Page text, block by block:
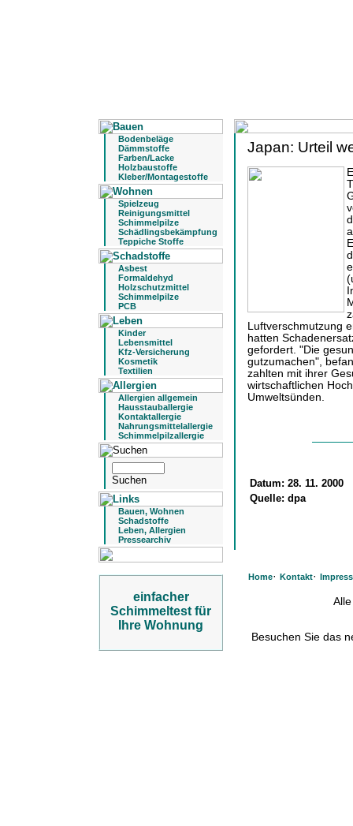
Bodenbeläge
Dämmstoffe
Farben/Lacke
Holzbaustoffe
Kleber/Montagestoffe
Spielzeug
Reinigungsmittel
Schimmelpilze
Schädlingsbekämpfung
Teppiche Stoffe
Asbest
Formaldehyd
Holzschutzmittel
Schimmelpilze
PCB
Kinder
Lebensmittel
Kfz-Versicherung
Kosmetik
Textilien
Allergien allgemein
Hausstauballergie
Kontaktallergie
Nahrungsmittelallergie
Schimmelpilzallergie
Bauen, Wohnen
Schadstoffe
Leben, Allergien
Pressearchiv
einfacher
Schimmeltest für
Ihre Wohnung
Japan: Urteil
Luftverschmutzung
hatten
gefordert. "Die
gutzumachen",
zahlten mit ihrer
wirtschaftlichen
Umweltsünden.
Datum: 28. 11. 2000
Quelle: dpa
Home· Kontakt·
Besuchen Sie das